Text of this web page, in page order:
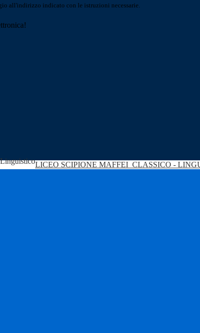
all'indirizzo indicato con le istruzioni necessarie.
LICEO SCIPIONE MAFFEI CLASSICO -